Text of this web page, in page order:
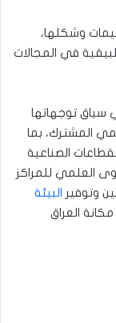
وشكلها،
في المجالات
سياق توجهاتها
المشترك، بما
الصناعية
العلمي للمراكز
وتوفير
البيئة
مكانة العراق